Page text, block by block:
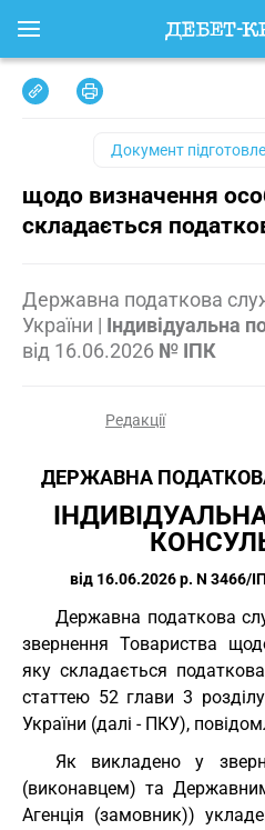
Документ
щодо визначення
складається
Державна податкова
України | Індивідуальна
від 16.06.2026 № ІПК
Редакції
ДЕРЖАВНА
від 16.06.2026 р. N 3466/
Державна податкова
звернення Товариства
яку складається
статтею 52 глави 3
України (далі - ПКУ),
Як викладено у
(виконавцем) та
Агенція (замовник))